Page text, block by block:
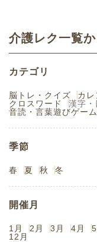
介護レク一覧
カテゴリ
脳トレ・クイズ カレ
クロスワード
漢字
音読・言葉遊びゲーム
季節
春 夏 秋 冬
開催月
1月 2月 3月 4月
12月